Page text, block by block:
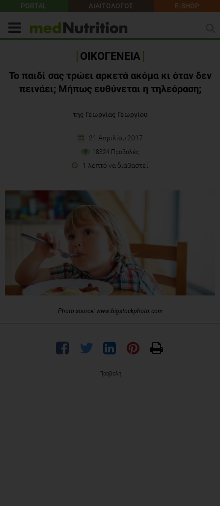
PORTAL ΔΙΑΙΤΟΛΟΓΟΣ E-SHOP
ΟΙΚΟΓΕΝΕΙΑ
Το παιδί σας τρώει αρκετά ακόμα κι όταν δεν
πεινάει; Μήπως ευθύνεται η τηλεόραση;
της Γεωργίας Γεωργίου
21 Απριλίου 2017
18324 Προβολές
1 λεπτό να διαβαστεί
Photo source: www.bigstockphoto.com
Προβολή